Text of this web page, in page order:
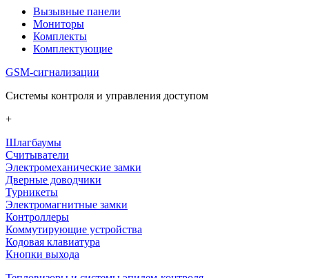
Вызывные панели
Мониторы
Комплекты
Комплектующие
GSM-сигнализации
Системы контроля и управления доступом
+
Шлагбаумы
Считыватели
Электромеханические замки
Дверные доводчики
Турникеты
Электромагнитные замки
Контроллеры
Коммутирующие устройства
Кодовая клавиатура
Кнопки выхода